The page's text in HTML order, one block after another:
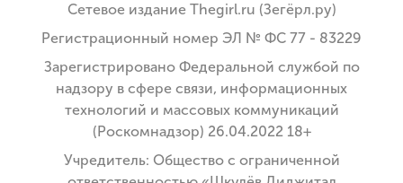
Сетевое издание Thegirl.ru (Зегёрл.ру)
Регистрационный номер ЭЛ № ФС 77 - 83229
Зарегистрировано Федеральной службой по
надзору в сфере связи, информационных
технологий и массовых коммуникаций
(Роскомнадзор) 26.04.2022 18+
Учредитель: Общество с ограниченной